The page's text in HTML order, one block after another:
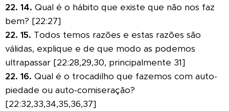
22. 14. Qual é o hábito que existe que não nos faz
bem? [22:27]
22. 15. Todos temos razões e estas razões são
válidas, explique e de que modo as podemos
ultrapassar [22:28,29,30, principalmente 31]
22. 16. Qual é o trocadilho que fazemos com auto-
piedade ou auto-comiseração?
[22:32,33,34,35,36,37]